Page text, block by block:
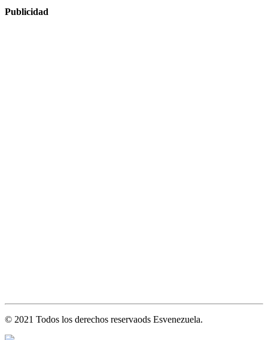
Publicidad
© 2021 Todos los derechos reservaods Esvenezuela.